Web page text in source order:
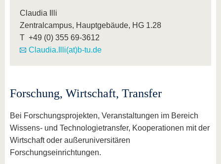
Claudia Illi
Zentralcampus, Hauptgebäude, HG 1.28
T +49 (0) 355 69-3612
Claudia.Illi(at)b-tu.de
Forschung, Wirtschaft, Transfer
Bei Forschungsprojekten, Veranstaltungen im Bereich
Wissens- und Technologietransfer, Kooperationen mit der
Wirtschaft oder außeruniversitären
Forschungseinrichtungen.